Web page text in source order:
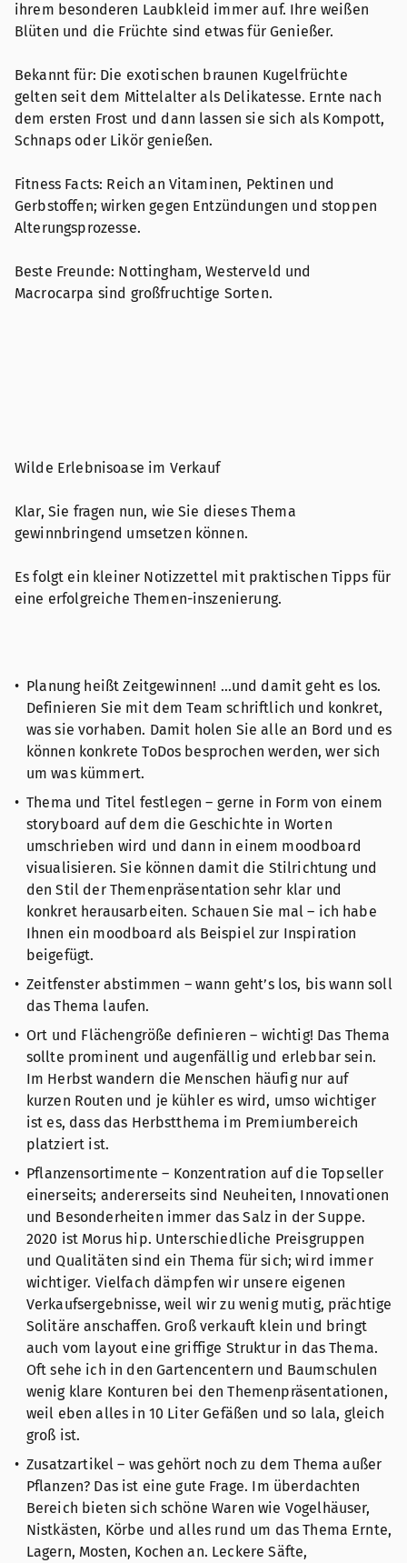
ihrem besonderen Laubkleid immer auf. Ihre weißen
Blüten und die Früchte sind etwas für Genießer.
Bekannt für: Die exotischen braunen Kugelfrüchte
gelten seit dem Mittelalter als Delikatesse. Ernte nach
dem ersten Frost und dann lassen sie sich als Kompott,
Schnaps oder Likör genießen.
Fitness Facts: Reich an Vitaminen, Pektinen und
Gerbstoffen; wirken gegen Entzündungen und stoppen
Alterungsprozesse.
Beste Freunde: Nottingham, Westerveld und
Macrocarpa sind großfruchtige Sorten.
Wilde Erlebnisoase im Verkauf
Klar, Sie fragen nun, wie Sie dieses Thema
gewinnbringend umsetzen können.
Es folgt ein kleiner Notizzettel mit praktischen Tipps für
eine erfolgreiche Themen-inszenierung.
Planung heißt Zeitgewinnen! …und damit geht es los.
Definieren Sie mit dem Team schriftlich und konkret,
was sie vorhaben. Damit holen Sie alle an Bord und es
können konkrete ToDos besprochen werden, wer sich
um was kümmert.
Thema und Titel festlegen – gerne in Form von einem
storyboard auf dem die Geschichte in Worten
umschrieben wird und dann in einem moodboard
visualisieren. Sie können damit die Stilrichtung und
den Stil der Themenpräsentation sehr klar und
konkret herausarbeiten. Schauen Sie mal – ich habe
Ihnen ein moodboard als Beispiel zur Inspiration
beigefügt.
Zeitfenster abstimmen – wann geht’s los, bis wann soll
das Thema laufen.
Ort und Flächengröße definieren – wichtig! Das Thema
sollte prominent und augenfällig und erlebbar sein.
Im Herbst wandern die Menschen häufig nur auf
kurzen Routen und je kühler es wird, umso wichtiger
ist es, dass das Herbstthema im Premiumbereich
platziert ist.
Pflanzensortimente – Konzentration auf die Topseller
einerseits; andererseits sind Neuheiten, Innovationen
und Besonderheiten immer das Salz in der Suppe.
2020 ist Morus hip. Unterschiedliche Preisgruppen
und Qualitäten sind ein Thema für sich; wird immer
wichtiger. Vielfach dämpfen wir unsere eigenen
Verkaufsergebnisse, weil wir zu wenig mutig, prächtige
Solitäre anschaffen. Groß verkauft klein und bringt
auch vom layout eine griffige Struktur in das Thema.
Oft sehe ich in den Gartencentern und Baumschulen
wenig klare Konturen bei den Themenpräsentationen,
weil eben alles in 10 Liter Gefäßen und so lala, gleich
groß ist.
Zusatzartikel – was gehört noch zu dem Thema außer
Pflanzen? Das ist eine gute Frage. Im überdachten
Bereich bieten sich schöne Waren wie Vogelhäuser,
Nistkästen, Körbe und alles rund um das Thema Ernte,
Lagern, Mosten, Kochen an. Leckere Säfte,